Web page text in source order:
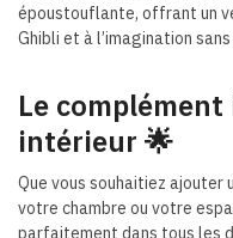
époustouflante, offrant un
Ghibli et à l’imagination
Le
intérieur 🌟
Que vous souhaitiez ajouter
votre chambre ou votre